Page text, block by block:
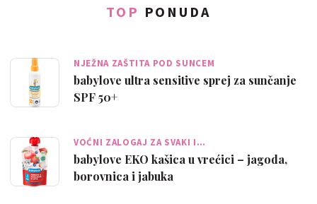
TOP PONUDA
NJEŽNA ZAŠTITA POD SUNCEM
babylove ultra sensitive sprej za sunčanje
SPF 50+
VOĆNI ZALOGAJ ZA SVAKI I…
babylove EKO kašica u vrećici – jagoda,
borovnica i jabuka